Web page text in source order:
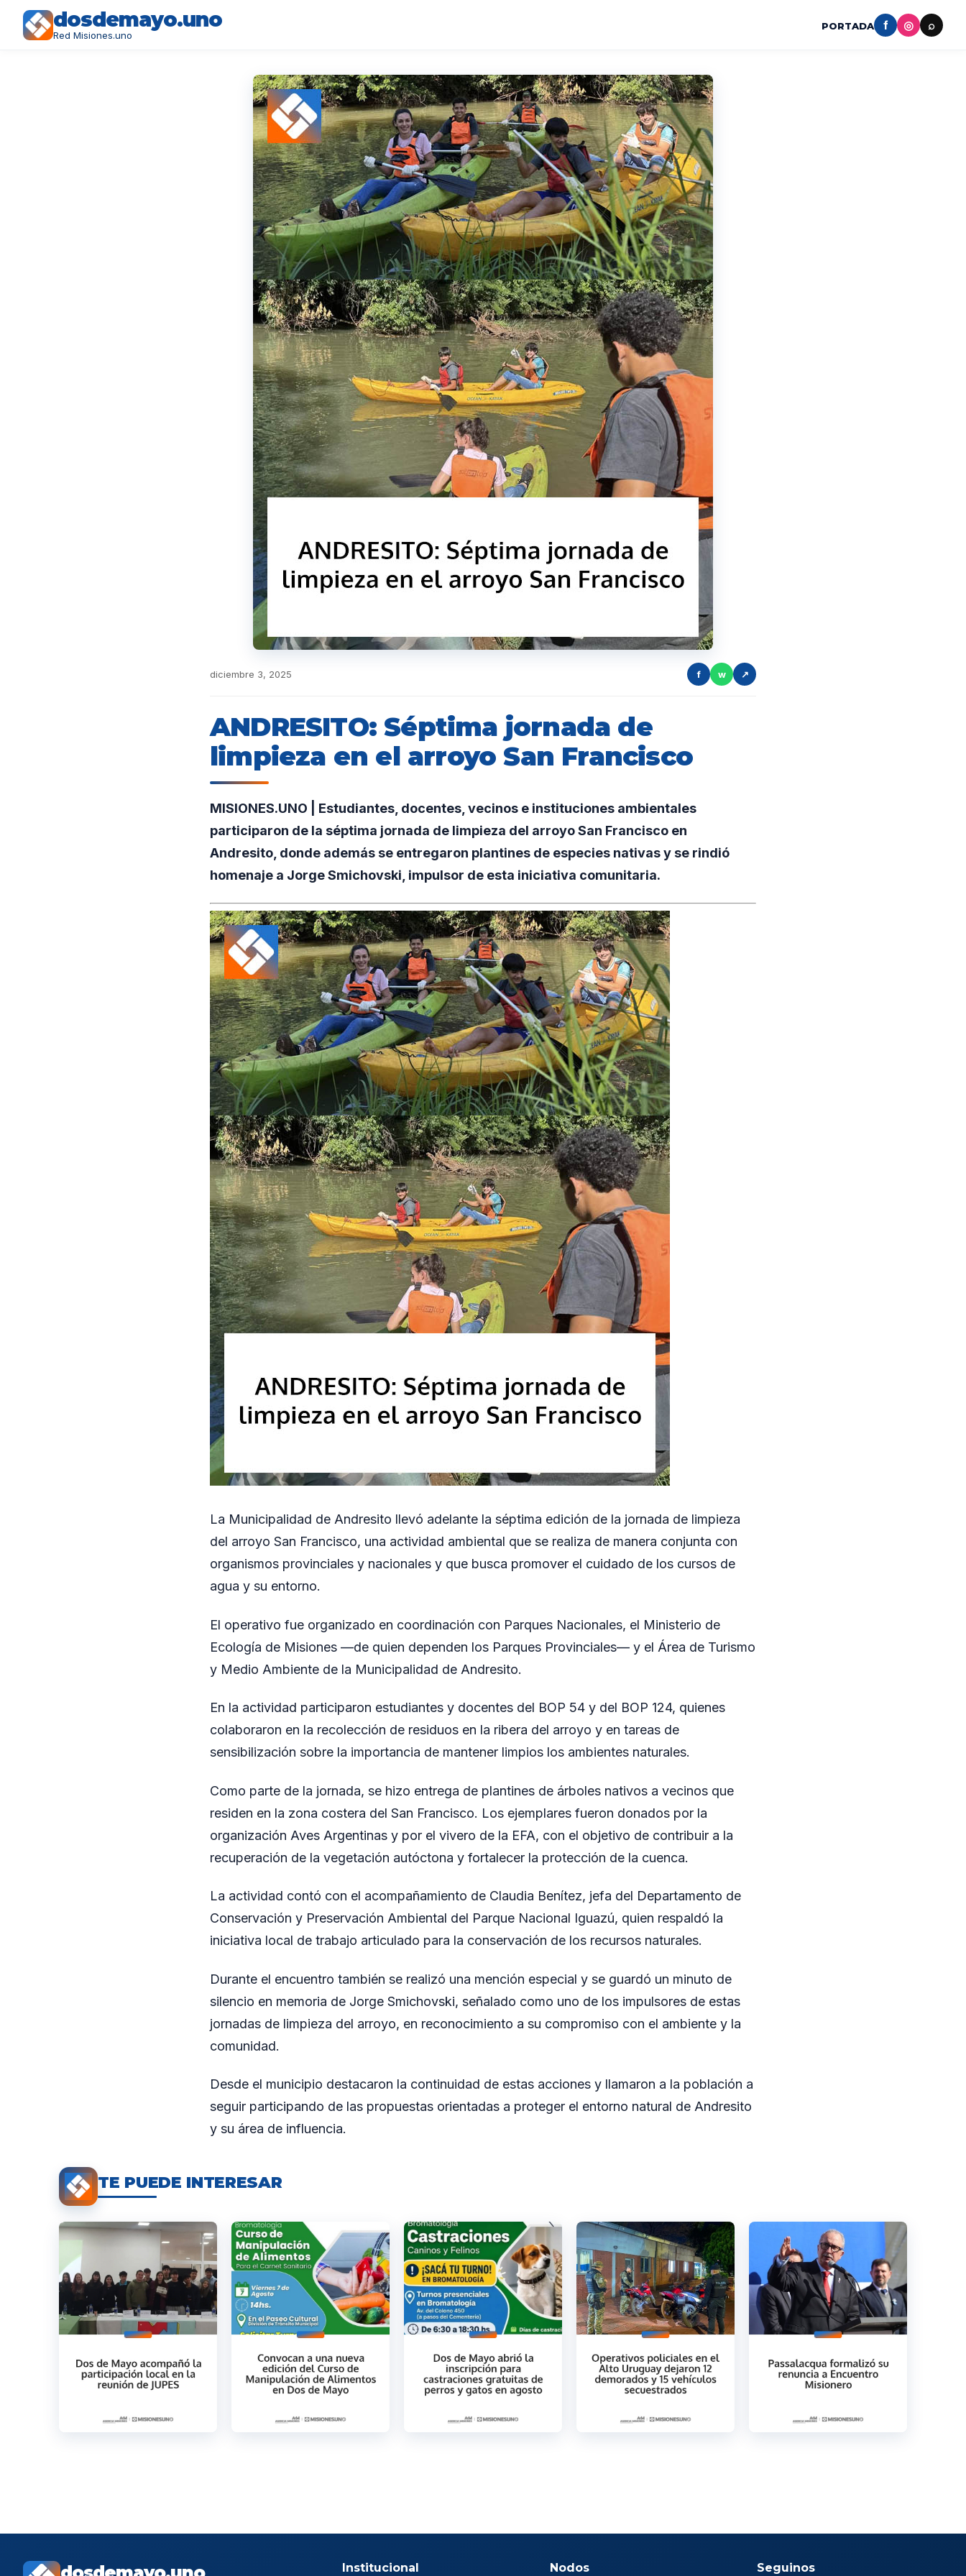
dosdemayo.uno
Red Misiones.uno
PORTADA f ◎ ⌕
diciembre 3, 2025 f w ↗
ANDRESITO: Séptima jornada de
limpieza en el arroyo San Francisco
MISIONES.UNO | Estudiantes, docentes, vecinos e instituciones ambientales
participaron de la séptima jornada de limpieza del arroyo San Francisco en
Andresito, donde además se entregaron plantines de especies nativas y se rindió
homenaje a Jorge Smichovski, impulsor de esta iniciativa comunitaria.
La Municipalidad de Andresito llevó adelante la séptima edición de la jornada de limpieza
del arroyo San Francisco, una actividad ambiental que se realiza de manera conjunta con
organismos provinciales y nacionales y que busca promover el cuidado de los cursos de
agua y su entorno.
El operativo fue organizado en coordinación con Parques Nacionales, el Ministerio de
Ecología de Misiones —de quien dependen los Parques Provinciales— y el Área de Turismo
y Medio Ambiente de la Municipalidad de Andresito.
En la actividad participaron estudiantes y docentes del BOP 54 y del BOP 124, quienes
colaboraron en la recolección de residuos en la ribera del arroyo y en tareas de
sensibilización sobre la importancia de mantener limpios los ambientes naturales.
Como parte de la jornada, se hizo entrega de plantines de árboles nativos a vecinos que
residen en la zona costera del San Francisco. Los ejemplares fueron donados por la
organización Aves Argentinas y por el vivero de la EFA, con el objetivo de contribuir a la
recuperación de la vegetación autóctona y fortalecer la protección de la cuenca.
La actividad contó con el acompañamiento de Claudia Benítez, jefa del Departamento de
Conservación y Preservación Ambiental del Parque Nacional Iguazú, quien respaldó la
iniciativa local de trabajo articulado para la conservación de los recursos naturales.
Durante el encuentro también se realizó una mención especial y se guardó un minuto de
silencio en memoria de Jorge Smichovski, señalado como uno de los impulsores de estas
jornadas de limpieza del arroyo, en reconocimiento a su compromiso con el ambiente y la
comunidad.
Desde el municipio destacaron la continuidad de estas acciones y llamaron a la población a
seguir participando de las propuestas orientadas a proteger el entorno natural de Andresito
y su área de influencia.
TE PUEDE INTERESAR
Institucional Nodos Seguinos